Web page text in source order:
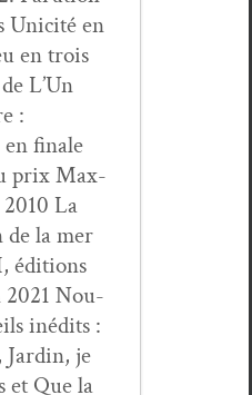
Unic­ité en
en trois
L’Un
:
en finale
prix Max-
La
la mer
édi­tions
2021 Nou­
inédits :
Jardin, je
et Que la